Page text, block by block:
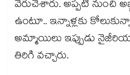
వేరుచేశారు. అప్పటి నుంచి
ఉంటూ.. ఇన్నాళ్లకు
అమ్మాయిలు ఇప్పుడు
తిరిగి వచ్చారు.